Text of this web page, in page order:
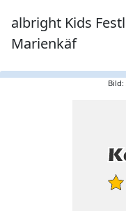
albright Kids
Marienkäf
Bild: